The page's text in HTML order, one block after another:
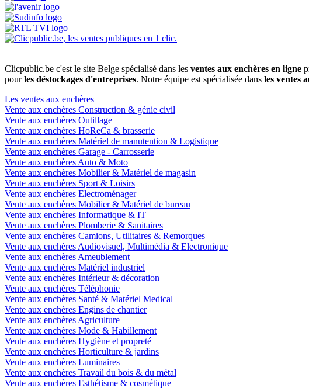
Clicpublic.be c'est le site Belge spécialisé dans les ventes aux enchères en ligne
pourles déstockages d'entreprises. Notre équipe est spécialisée dans les ventes
Les ventes aux enchères
Vente aux enchères Construction & génie civil
Vente aux enchères Outillage
Vente aux enchères HoReCa & brasserie
Vente aux enchères Matériel de manutention & Logistique
Vente aux enchères Garage - Carrosserie
Vente aux enchères Auto & Moto
Vente aux enchères Mobilier & Matériel de magasin
Vente aux enchères Sport & Loisirs
Vente aux enchères Electroménager
Vente aux enchères Mobilier & Matériel de bureau
Vente aux enchères Informatique & IT
Vente aux enchères Plomberie & Sanitaires
Vente aux enchères Camions, Utilitaires & Remorques
Vente aux enchères Audiovisuel, Multimédia & Electronique
Vente aux enchères Ameublement
Vente aux enchères Matériel industriel
Vente aux enchères Intérieur & décoration
Vente aux enchères Téléphonie
Vente aux enchères Santé & Matériel Medical
Vente aux enchères Engins de chantier
Vente aux enchères Agriculture
Vente aux enchères Mode & Habillement
Vente aux enchères Hygiène et propreté
Vente aux enchères Horticulture & jardins
Vente aux enchères Luminaires
Vente aux enchères Travail du bois & du métal
Vente aux enchères Esthétisme & cosmétique